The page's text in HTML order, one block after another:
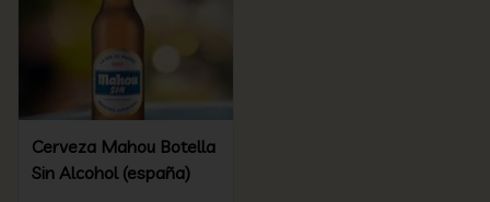
Cerveza Mahou Botella
Sin Alcohol (españa)